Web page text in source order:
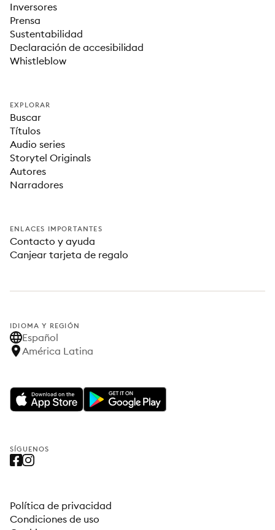
Inversores
Prensa
Sustentabilidad
Declaración de accesibilidad
Whistleblow
EXPLORAR
Buscar
Títulos
Audio series
Storytel Originals
Autores
Narradores
ENLACES IMPORTANTES
Contacto y ayuda
Canjear tarjeta de regalo
IDIOMA Y REGIÓN
Español
América Latina
SÍGUENOS
Política de privacidad
Condiciones de uso